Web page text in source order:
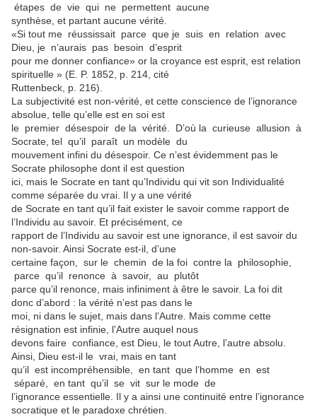
étapes de vie qui ne permettent aucune
synthèse, et partant aucune vérité.
«Si tout me réussissait parce que je suis en relation avec
Dieu, je n’aurais pas besoin d’esprit
pour me donner confiance» or la croyance est esprit, est relation
spirituelle » (E. P. 1852, p. 214, cité
Ruttenbeck, p. 216).
La subjectivité est non-vérité, et cette conscience de l’ignorance
absolue, telle qu’elle est en soi est
le premier désespoir de la vérité. D’où la curieuse allusion à
Socrate, tel qu’il paraît un modèle du
mouvement infini du désespoir. Ce n’est évidemment pas le
Socrate philosophe dont il est question
ici, mais le Socrate en tant qu’Individu qui vit son Individualité
comme séparée du vrai. Il y a une vérité
de Socrate en tant qu’il fait exister le savoir comme rapport de
l’Individu au savoir. Et précisément, ce
rapport de l’Individu au savoir est une ignorance, il est savoir du
non-savoir. Ainsi Socrate est-il, d’une
certaine façon, sur le chemin de la foi contre la philosophie,
parce qu’il renonce à savoir, au plutôt
parce qu’il renonce, mais infiniment à être le savoir. La foi dit
donc d’abord : la vérité n’est pas dans le
moi, ni dans le sujet, mais dans l’Autre. Mais comme cette
résignation est infinie, l’Autre auquel nous
devons faire confiance, est Dieu, le tout Autre, l’autre absolu.
Ainsi, Dieu est-il le vrai, mais en tant
qu’il est incompréhensible, en tant que l’homme en est
séparé, en tant qu’il se vit sur le mode de
l’ignorance essentielle. Il y a ainsi une continuité entre l’ignorance
socratique et le paradoxe chrétien.